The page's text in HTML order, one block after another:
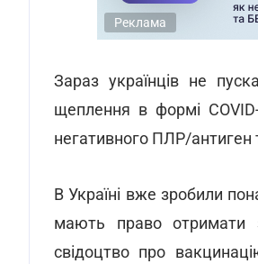
Реклама
Зараз українців не
щеплення в формі
негативного ПЛР/антиген
В Україні вже зробили
мають право отримати
свідоцтво про